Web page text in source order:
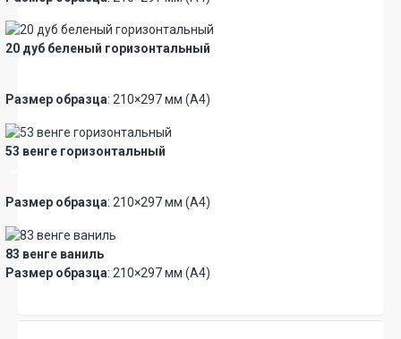
20 дуб беленый горизонтальный
Размер образца: 210×297 мм (А4)
53 венге горизонтальный
Размер образца: 210×297 мм (А4)
83 венге ваниль
Размер образца: 210×297 мм (А4)